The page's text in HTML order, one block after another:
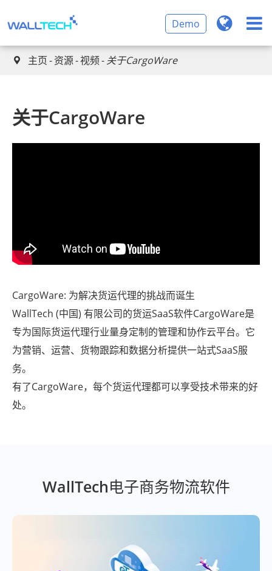
Demo
 主页 资源 视频 关于CargoWare
关于CargoWare
CargoWare: 为解决货运代理的挑战而诞生
WallTech (中国) 有限公司的货运SaaS软件CargoWare是
专为国际货运代理行业量身定制的管理和协作云平台。它
为营销、运营、货物跟踪和数据分析提供一站式SaaS服
务。
有了CargoWare，每个货运代理都可以享受技术带来的好
处。
WallTech电子商务物流软件